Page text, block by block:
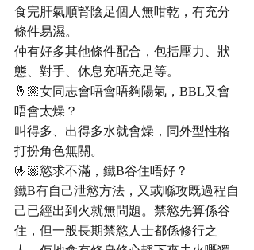
食完肝氣順腎陰足個人無咁乾，有充分
條件易濕。
仲有好多其他條件配合，包括壓力、狀
態、對手、休息充唔充足等。
🤞🏼女同志會唔會唔夠陽氣，BBL又會
唔會太燥？
叫得多、出得多水就會燥，同外型性格
打扮角色無關。
🤟🏼慾求不滿，鐵B谷住唔好？
鐵B有自己泄慾方法，又或喺攻既過程自
己已經出到火就無問題。禁慾先算係谷
住，但一般長期禁慾人士都係修行之